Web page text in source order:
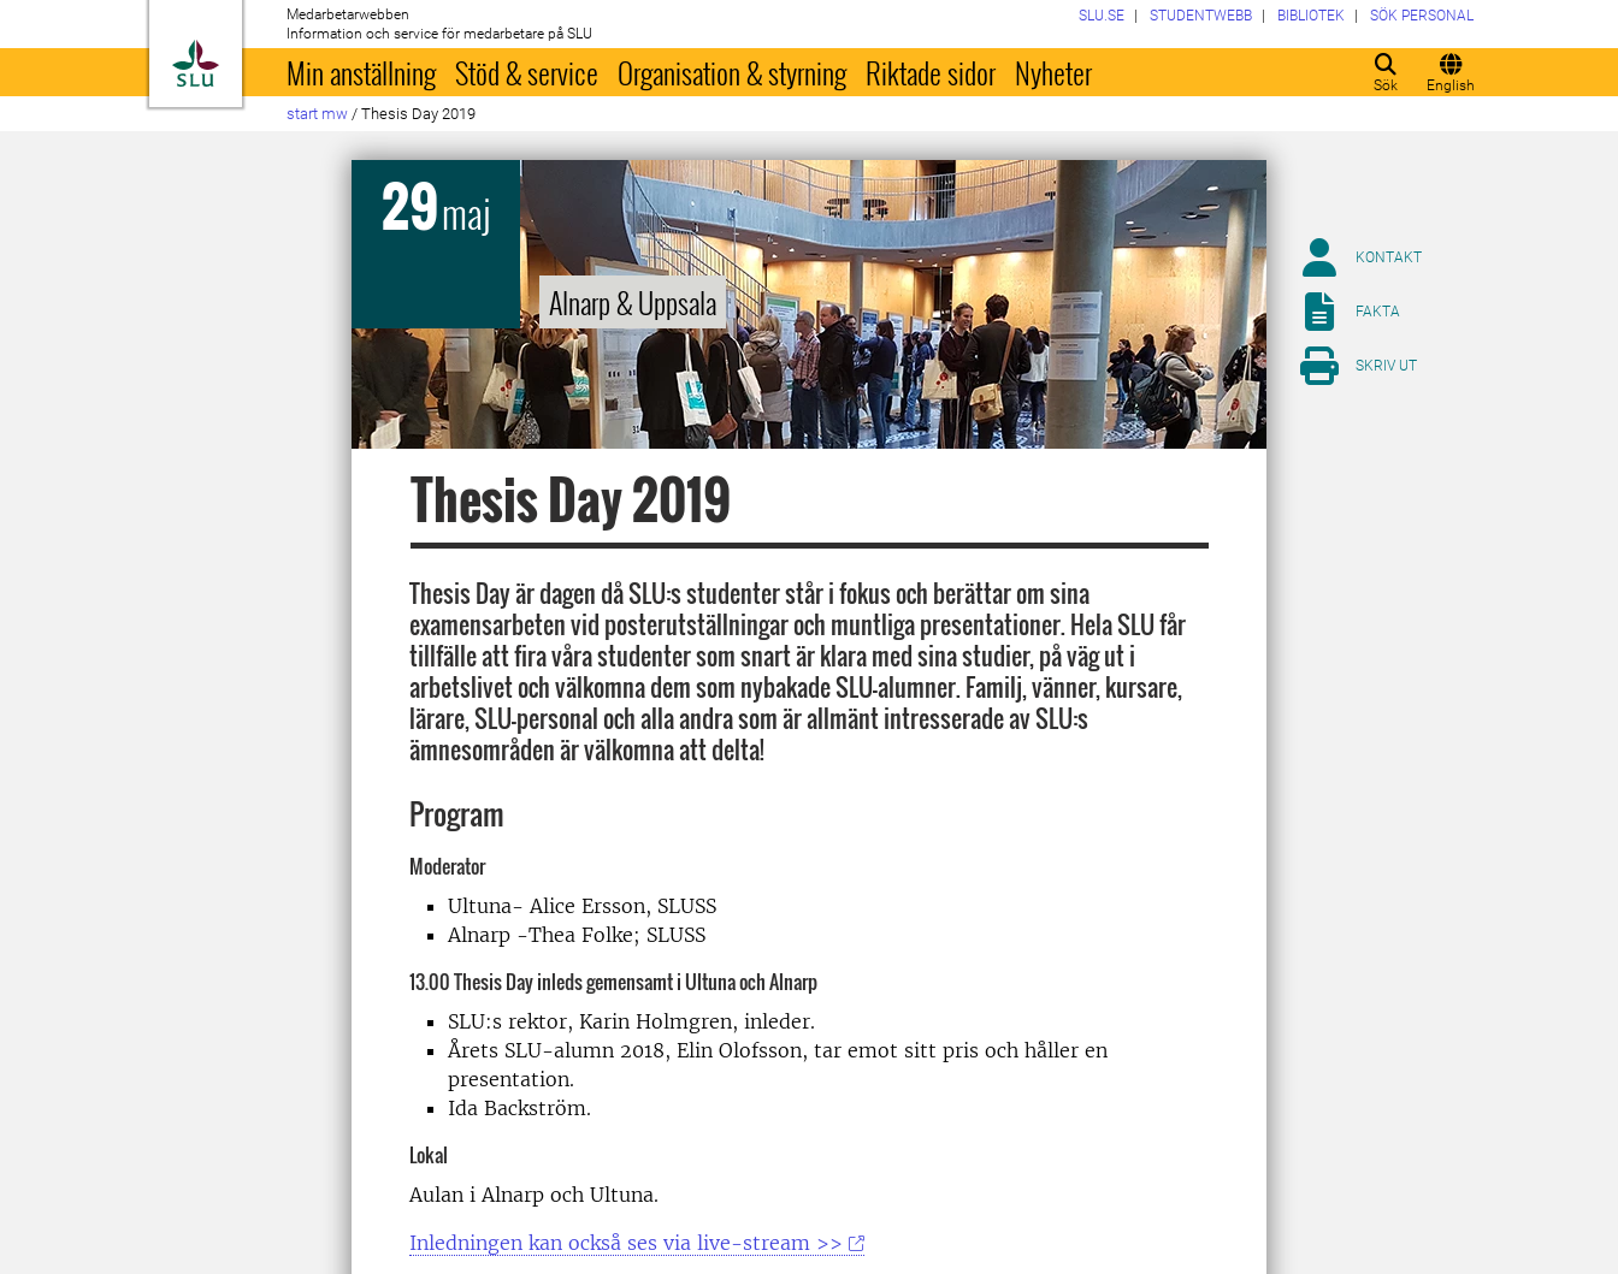
Till startsida
Medarbetarwebben
Information och service för medarbetare på SLU
Sök English
SLU.SE STUDENTWEBB BIBLIOTEK SÖK PERSONAL
Min anställning Stöd & service Organisation & styrning Riktade sidor Nyheter
start mw / Thesis Day 2019
29maj
Alnarp & Uppsala
Thesis Day 2019
Thesis Day är dagen då SLU:s studenter står i fokus och berättar om sina
examensarbeten vid posterutställningar och muntliga presentationer. Hela SLU får
tillfälle att fira våra studenter som snart är klara med sina studier, på väg ut i
arbetslivet och välkomna dem som nybakade SLU-alumner. Familj, vänner, kursare,
lärare, SLU-personal och alla andra som är allmänt intresserade av SLU:s
ämnesområden är välkomna att delta!
Program
Moderator
Ultuna- Alice Ersson, SLUSS
Alnarp -Thea Folke; SLUSS
13.00 Thesis Day inleds gemensamt i Ultuna och Alnarp
SLU:s rektor, Karin Holmgren, inleder.
Årets SLU-alumn 2018, Elin Olofsson, tar emot sitt pris och håller en
presentation.
Ida Backström.
Lokal
Aulan i Alnarp och Ultuna.
Inledningen kan också ses via live-stream >>
KONTAKT
FAKTA
SKRIV UT